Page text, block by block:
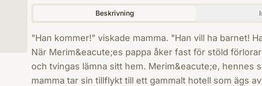
Beskrivning
"Han kommer!" viskade mamma. "Han vill ha barnet!
När Merim&eacute;es pappa åker fast för stöld
och tvingas lämna sitt hem. Merim&eacute;e, hennes
mamma tar sin tillflykt till ett gammalt hotell som ägs